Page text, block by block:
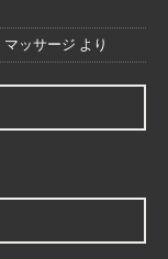
マッサージ より